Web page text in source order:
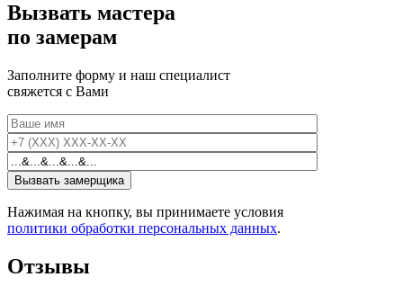
Вызвать мастера
по замерам
Заполните форму и наш специалист
свяжется с Вами
Нажимая на кнопку, вы принимаете условия
политики обработки персональных данных.
Отзывы